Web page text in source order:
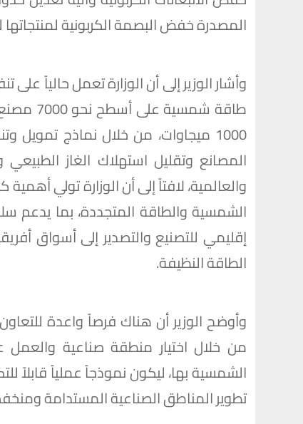
المصدرة خفض البصمة الكربونية
وأشار الوزير إلى أن الوزارة تعمل حالياً
طاقة
1000 ميجاوات، من خلال نماذج
المصانع وتقليل استهلاك الغاز
والعالمية، لافتاً إلى أن الوزارة تولي
الشمسية والطاقة المتجددة، بما يدعم
إقليمي للتصنيع والتصدير إلى أسواق
الطاقة النظيفة.
وأوضح الوزير أن هناك فرصاً واعدة
من خلال اختيار منطقة صناعية
الشمسية بها، ليكون نموذجاً عملياً قابلاً
تطوير المناطق الصناعية المستدامة